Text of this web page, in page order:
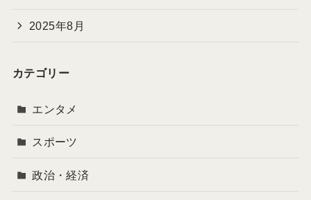
2025年8月
カテゴリー
エンタメ
スポーツ
政治・経済